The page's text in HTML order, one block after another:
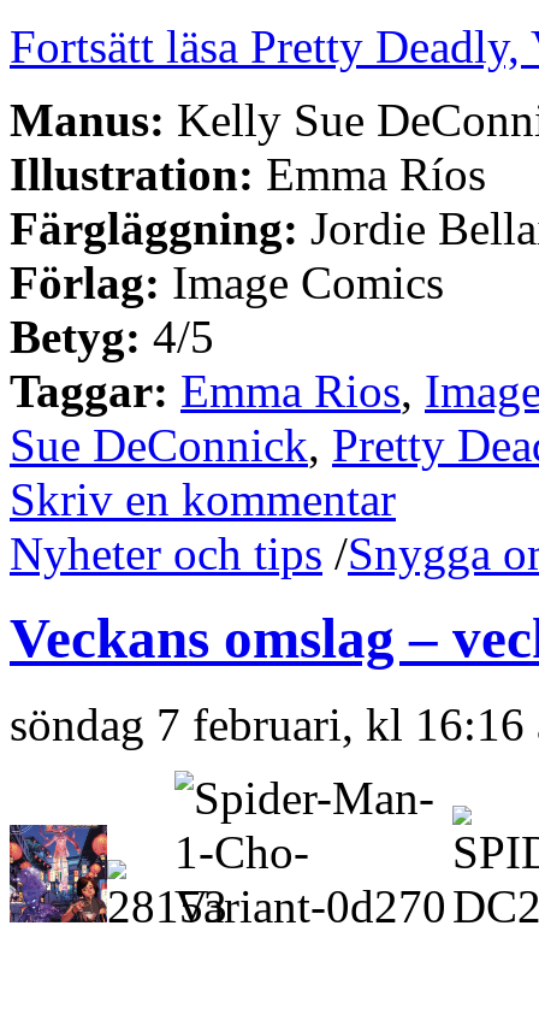
Fortsätt läsa Pretty
Manus: Kelly Sue
Illustration: Emma Ríos
Färgläggning: Jordie
Förlag: Image Comics
Betyg: 4/5
Taggar: Emma Rios,
Sue DeConnick, Pretty
Skriv en kommentar
Nyheter och tips /Snygga
Veckans omslag –
söndag 7 februari, kl